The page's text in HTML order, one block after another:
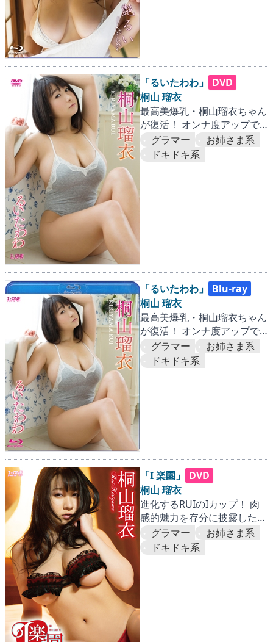
「るいたわわ」
DVD
桐山 瑠衣
最高美爆乳・桐山瑠衣ちゃん
が復活！ オンナ度アップで
愛がぎっしりユッサユサ！！
グラマー
お姉さま系
ドキドキ系
「るいたわわ」
Blu-ray
桐山 瑠衣
最高美爆乳・桐山瑠衣ちゃん
が復活！ オンナ度アップで
愛がぎっしりユッサユサ！！
グラマー
お姉さま系
ドキドキ系
「I 楽園」
DVD
桐山 瑠衣
進化するRUIのIカップ！ 肉
感的魅力を存分に披露した第
二弾。『海外篇』
グラマー
お姉さま系
ドキドキ系